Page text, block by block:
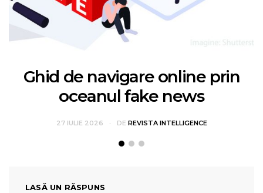
Ghid de navigare online prin
oceanul fake news
27 IULIE 2026 DE REVISTA INTELLIGENCE
LASĂ UN RĂSPUNS